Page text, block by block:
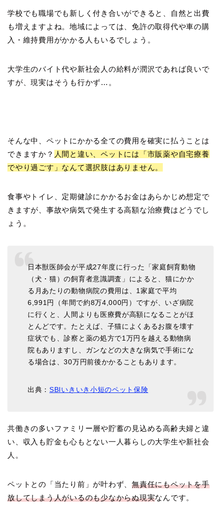
学校でも職場でも新しく付き合いができると、自然と出費
も増えますよね。地域によっては、免許の取得代や車の購
入・維持費用がかかる人もいるでしょう。
大学生のバイト代や新社会人の給料が潤沢であれば良いで
すが、現実はそうも行かず…。
そんな中、ペットにかかる全ての費用を確実に払うことは
できますか？ 人間と違い、ペットには「市販薬や自宅療養
でやり過ごす」なんて選択肢はありません。
食事やトイレ、定期健診にかかるお金はあらかじめ想定で
きますが、事故や病気で発生する高額な治療費はどうでし
ょう。
日本獣医師会が平成27年度に行った「家庭飼育動物
（犬・猫）の飼育者意識調査」によると、猫にかか
る月あたりの動物病院の費用は、1家庭で平均
6,991円（年間で約8万4,000円）ですが、いざ病院
に行くと、人間よりも医療費が高額になることがほ
とんどです。たとえば、子猫によくあるお腹を壊す
症状でも、診察と薬の処方で1万円を越える動物病
院もありますし、ガンなどの大きな病気で手術にな
る場合は、30万円前後かかることもあります。
出典：SBIいきいき小短のペット保険
共働きの多いファミリー層や貯蓄の見込める高齢夫婦と違
い、収入も貯金も心もとない一人暮らしの大学生や新社会
人。
ペットとの「当たり前」が叶わず、無責任にもペットを手
放してしまう人がいるのも少なからぬ現実なんです。